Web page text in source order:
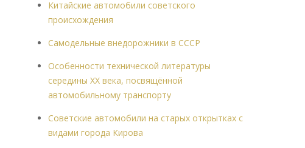
Китайские автомобили советского
происхождения
Самодельные внедорожники в СССР
Особенности технической литературы
середины XX века, посвящённой
автомобильному транспорту
Советские автомобили на старых открытках с
видами города Кирова